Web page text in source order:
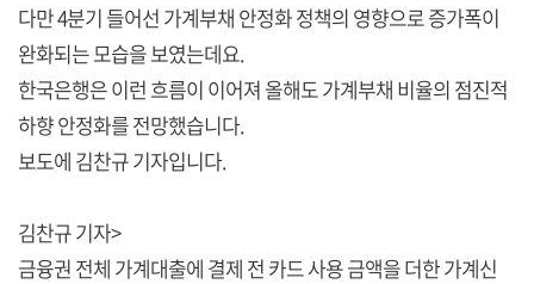
다만 4분기 들어선 가계부채 안정화 정책의 영향으로 증가폭이
완화되는 모습을 보였는데요.
한국은행은 이런 흐름이 이어져 올해도 가계부채 비율의 점진적
하향 안정화를 전망했습니다.
보도에 김찬규 기자입니다.
김찬규 기자>
금융권 전체 가계대출에 결제 전 카드 사용 금액을 더한 가계신